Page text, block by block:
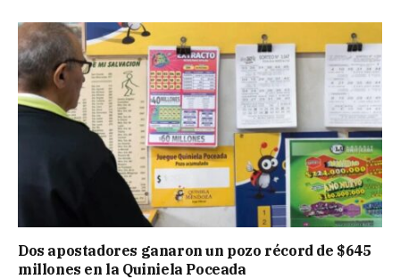
Dos apostadores ganaron un pozo récord de $645
millones en la Quiniela Poceada